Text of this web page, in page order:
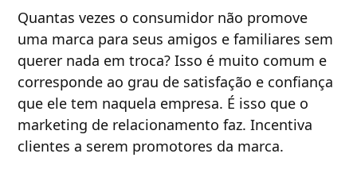
Quantas vezes o consumidor não promove
uma marca para seus amigos e familiares sem
querer nada em troca? Isso é muito comum e
corresponde ao grau de satisfação e confiança
que ele tem naquela empresa. É isso que o
marketing de relacionamento faz. Incentiva
clientes a serem promotores da marca.